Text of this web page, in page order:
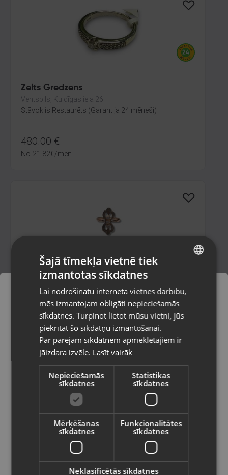
Zelts Gredzens
Ventspils, Kuldīgas iela 26
Stāvoklis Restaurēts (Garantija 24 mēneši)
480.00 €
No 21.82€/mēn.
Zelts Gredzens
Rīga, Dižozolu iela 11
Stāvoklis Restaurēts (Garantija 24 mēneši)
454.00€
€ /mēn.
Zelta gredzens ar briljantu
Pasūtījumi tiks piegādāti uz
izvēlēto valsti
Vietnes saturs būs attēlots izvēlētajā
valodā
Valsts
Latviešu / Latvian
RUSSIAN
Šajā tīmekļa vietnē tiek
izmantotas sīkdatnes
Lai nodrošinātu interneta vietnes darbību,
mēs izmantojam obligāti nepieciešamās
sīkdatnes. Turpinot lietot mūsu vietni, jūs
piekrītat šo sīkdatņu izmantošanai.
Par pārējām sīkdatnēm apmeklētājiem ir
jāizdara izvēle. Lasīt vairāk
Nepieciešamās
sīkdatnes
Statistikas
sīkdatnes
Mērķēšanas
sīkdatnes
Funkcionalitātes
sīkdatnes
Neklasificētās sīkdatnes